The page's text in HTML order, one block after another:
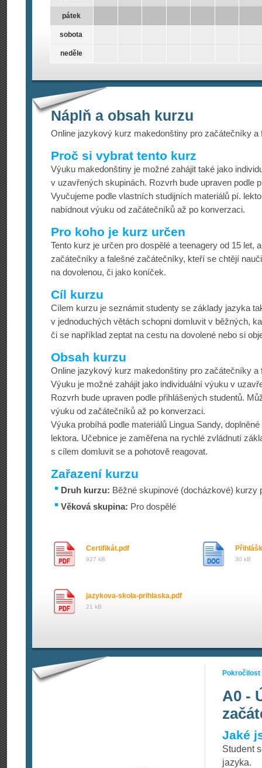
pátek
sobota
neděle
Náplň a obsah kurzu
Online jazykový kurz makedonštiny pro začátečníky a
Proč si vybrat tento kurz
Výuku makedonštiny je možné zahájit také jako
v uzavřených skupinách. Rozvrh bude upraven podle
Vyučujeme podle vlastních studijních materiálů pí.
nabídnout výuku od začátečníků až po konverzaci.
Pro koho je kurz určen
Tento kurz je určen pro dospělé a teenagery od 15 let,
začátečníky a falešné začátečníky, kteří se chtějí
na dovolenou, či jako koníček.
Cíl kurzu
Cílem kurzu je seznámit studenty se základy jazyka
v jednoduchých větách schopni domluvit v běžných,
či se například zeptat na cestu na dovolené nebo si
Obsah kurzu
Online jazykový kurz makedonštiny pro začátečníky a
Výuku je možné zahájit jako individuální výuku v
Rozvrh bude upraven podle přihlášených studentů.
výuku od začátečníků až po konverzaci.
Výuka probíhá podle materiálů Lingua Sandy,
lektora. Učebnice je zaměřena na rychlé zvládnutí
s cílem domluvit se a pohotově reagovat.
Zařazení kurzu
Druh kurzu: Běžné skupinové (docházkové) kurzy
Věková skupina: Pro dospělé
Certifikát.pdf
927 kB 30 kB
jazykova-skola-prihlaska.pdf
21 kB
Pokročilost
A0 -
Jaké
Student
jazyka.